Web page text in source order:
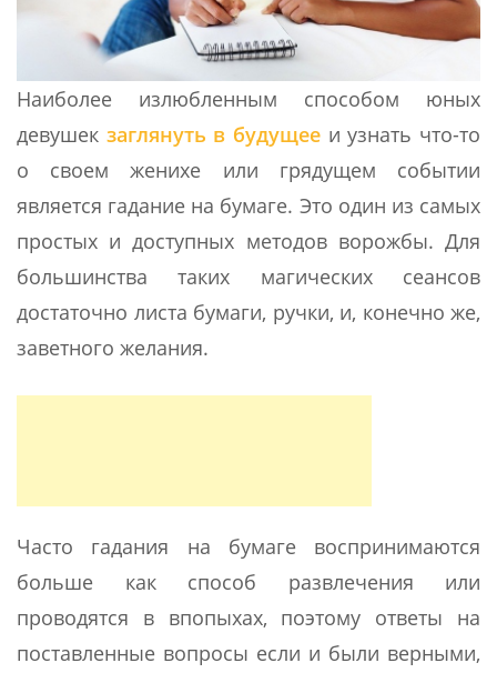
Наиболее излюбленным способом юных
девушек заглянуть в будущее и узнать что-то
о своем женихе или грядущем событии
является гадание на бумаге. Это один из самых
простых и доступных методов ворожбы. Для
большинства таких магических сеансов
достаточно листа бумаги, ручки, и, конечно же,
заветного желания.
Часто гадания на бумаге воспринимаются
больше как способ развлечения или
проводятся в впопыхах, поэтому ответы на
поставленные вопросы если и были верными,